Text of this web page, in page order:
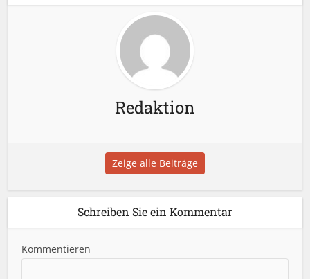
Redaktion
Zeige alle Beiträge
Schreiben Sie ein Kommentar
Kommentieren